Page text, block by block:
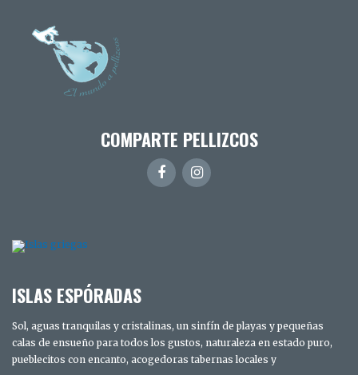
COMPARTE PELLIZCOS
ISLAS ESPÓRADAS
Sol, aguas tranquilas y cristalinas, un sinfín de playas y pequeñas
calas de ensueño para todos los gustos, naturaleza en estado puro,
pueblecitos con encanto, acogedoras tabernas locales y